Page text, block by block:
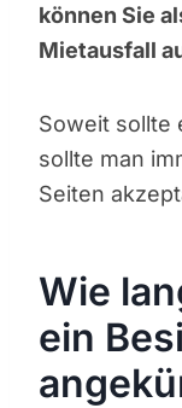
können Sie
Mietausfall
Soweit sollte
sollte man
Seiten
Wie
ein